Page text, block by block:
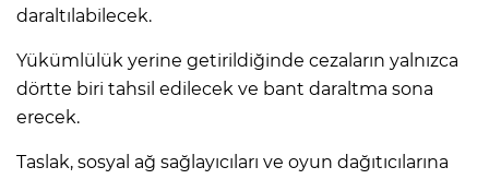
daraltılabilecek.
Yükümlülük yerine getirildiğinde cezaların yalnızca
dörtte biri tahsil edilecek ve bant daraltma sona
erecek.
Taslak, sosyal ağ sağlayıcıları ve oyun dağıtıcılarına